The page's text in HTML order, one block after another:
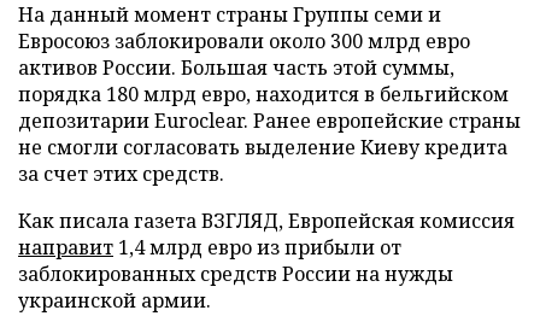
На данный момент страны Группы семи и
Евросоюз заблокировали около 300 млрд евро
активов России. Большая часть этой суммы,
порядка 180 млрд евро, находится в бельгийском
депозитарии Euroclear. Ранее европейские страны
не смогли согласовать выделение Киеву кредита
за счет этих средств.
Как писала газета ВЗГЛЯД, Европейская комиссия
направит 1,4 млрд евро из прибыли от
заблокированных средств России на нужды
украинской армии.